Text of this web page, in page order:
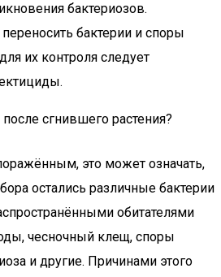
бактериозов.
бактерии и споры
их контроля следует
сгнившего растения?
это может означать,
остались различные бактерии
обитателями
чесночный клещ, споры
и другие. Причинами этого